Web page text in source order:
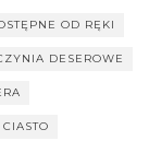
OD RĘKI
DESEROWE